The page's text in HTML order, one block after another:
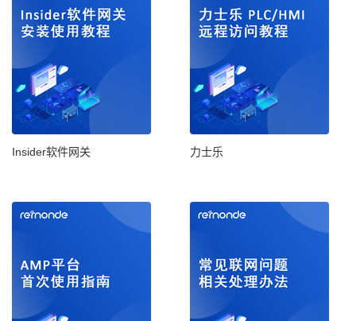
Insider软件网关 力士乐